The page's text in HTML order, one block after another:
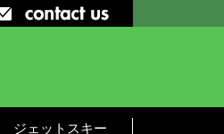
ジェットスキー